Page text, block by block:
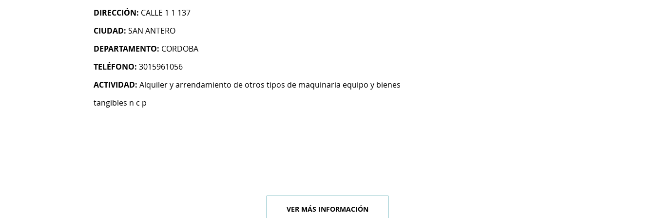
DIRECCIÓN: CALLE 1 1 137
CIUDAD: SAN ANTERO
DEPARTAMENTO: CORDOBA
TELÉFONO: 3015961056
ACTIVIDAD: Alquiler y arrendamiento de otros tipos de maquinaria equipo y bienes
tangibles n c p
VER MÁS INFORMACIÓN